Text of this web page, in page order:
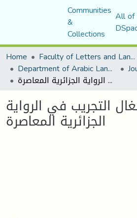
Communities
&
Collections
All of
Home
Faculty of Letters and Languages
Department of Arabic Language and Literature
اليات اشغال التجريب في الرواية الجزائرية المعاصرة
التجريب في الرواية
الجزائرية المعاصرة